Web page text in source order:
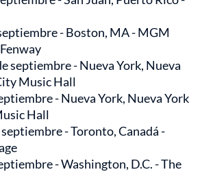
- Boston, MA - MGM
septiembre - Nueva York, Nueva
Music Hall
- Nueva York, Nueva York
Hall
- Toronto, Canadá -
- Washington, D.C. - The